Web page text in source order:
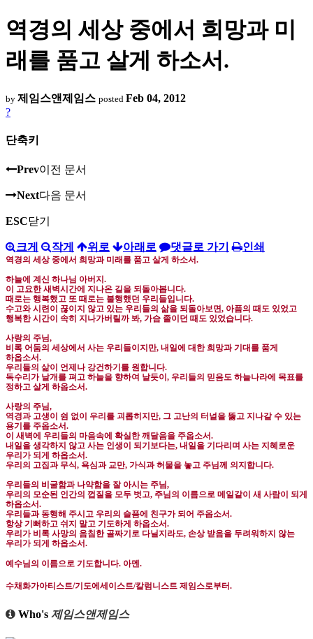
역경의 세상 중에서 희망과 미
래를 품고 살게 하소서.
by 제임스앤제임스 posted Feb 04, 2012
?
단축키
Prev이전 문서
Next다음 문서
ESC닫기
크게 작게 위로 아래로 댓글로 가기 인쇄
역경의 세상 중에서 희망과 미래를 품고 살게 하소서.
하늘에 계신 하나님 아버지 .
이 고요한 새벽시간에 지나온 길을 되돌아봅니다.
때로는 행복했고 또 때로는 불행했던 우리들입니다.
수고와 시련이 끊이지 않고 있는 우리들의 삶을 되돌아보면, 아픔의 때도 있었고
행복한 시간이 속히 지나가버릴까 봐, 가슴 졸이던 때도 있었습니다.
사랑의 주님,
비록 어둠의 세상에서 사는 우리들이지만, 내일에 대한 희망과 기대를 품게
하옵소서.
우리들의 삶이 언제나 강건하기를 원합니다.
독수리가 날개를 펴고 하늘을 향하여 날듯이 , 우리들의 믿음도 하늘나라에 목표를
정하고 살게 하옵소서.
사랑의 주님,
역경과 고생이 쉼 없이 우리를 괴롭히지만, 그 고난의 터널을 뚫고 지나갈 수 있는
용기를 주옵소서.
이 새벽에 우리들의 마음속에 확실한 깨달음을 주옵소서.
내일을 생각하지 않고 사는 인생이 되기보다는, 내일을 기다리며 사는 지혜로운
우리가 되게 하옵소서.
우리의 고집과 무식, 욕심과 교만, 가식과 허물을 놓고 주님께 의지합니다.
우리들의 비굴함과 나약함을 잘 아시는 주님,
우리의 모순된 인간의 껍질을 모두 벗고, 주님의 이름으로 메일같이 새 사람이 되게
하옵소서.
우리들과 동행해 주시고 우리의 슬픔에 친구가 되어 주옵소서.
항상 기뻐하고 쉬지 말고 기도하게 하옵소서.
우리가 비록 사망의 음침한 골짜기로 다닐지라도, 손상 받음을 두려워하지 않는
우리가 되게 하옵소서.
예수님의 이름으로 기도합니다. 아멘.
수채화가아티스트/기도에세이스트/칼럼니스트 제임스로부터.
Who's 제임스앤제임스